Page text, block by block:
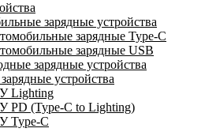
зарядные устройства
зарядные Type-C
зарядные USB
зарядные устройства
устройства
Lighting
PD (Type-C to Lighting)
Type-C